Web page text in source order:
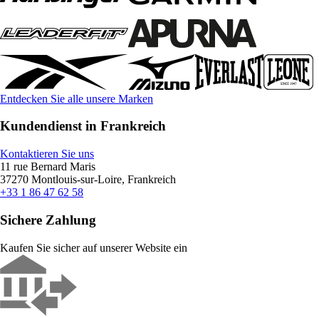
Entdecken Sie alle unsere Marken
Kundendienst in Frankreich
Kontaktieren Sie uns
11 rue Bernard Maris
37270 Montlouis-sur-Loire, Frankreich
+33 1 86 47 62 58
Sichere Zahlung
Kaufen Sie sicher auf unserer Website ein